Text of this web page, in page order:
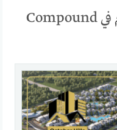
الماستر بلان والتخطيط العام في Compound